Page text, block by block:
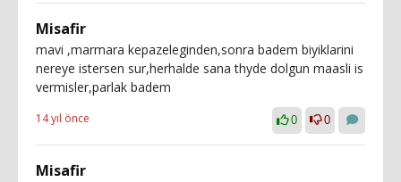
Misafir
mavi ,marmara kepazeleginden,sonra badem biyiklarini
nereye istersen sur,herhalde sana thyde dolgun maasli is
vermisler,parlak badem
14 yıl önce 0 0
Misafir